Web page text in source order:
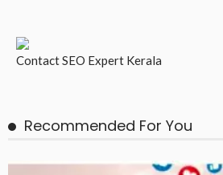
ContactSEO Expert Kerala
Recommended For You